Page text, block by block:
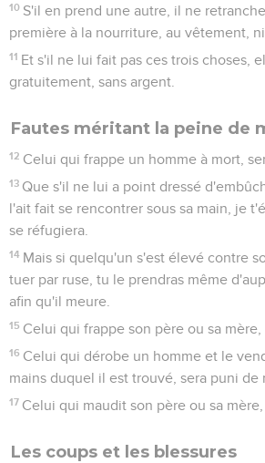
10 S'il en prend une autre, il ne
première à la nourriture, au vêtement,
11 Et s'il ne lui fait pas ces trois choses,
gratuitement, sans argent.
Fautes méritant la peine de
12 Celui qui frappe un homme à mort,
13 Que s'il ne lui a point dressé
l'ait fait se rencontrer sous sa main, je
se réfugiera.
14 Mais si quelqu'un s'est élevé contre
tuer par ruse, tu le prendras même
afin qu'il meure.
15 Celui qui frappe son père ou sa mère,
16 Celui qui dérobe un homme et le
mains duquel il est trouvé, sera puni de
17 Celui qui maudit son père ou sa
Les coups et les blessures